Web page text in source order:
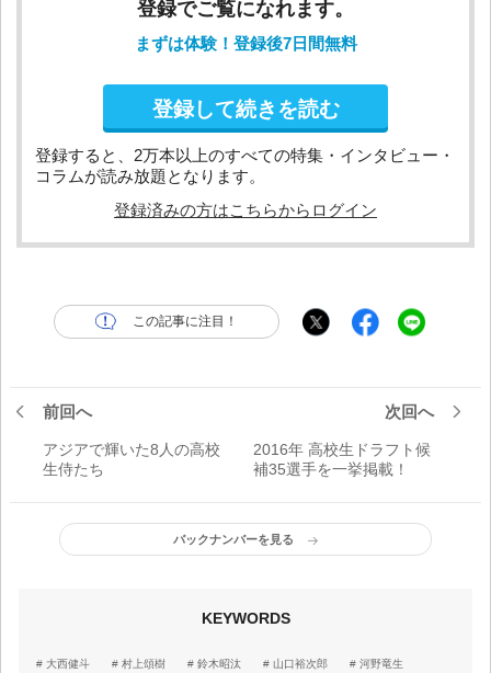
登録でご覧になれます。
まずは体験！登録後7日間無料
登録して続きを読む
登録すると、2万本以上のすべての特集・インタビュー・
コラムが読み放題となります。
登録済みの方はこちらからログイン
この記事に注目！
前回へ
アジアで輝いた8人の高校
生侍たち
次回へ
2016年 高校生ドラフト候
補35選手を一挙掲載！
バックナンバーを見る
KEYWORDS
大西健斗 村上頌樹 鈴木昭汰 山口裕次郎
河野竜生